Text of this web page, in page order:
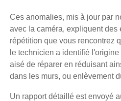
Ces anomalies, mis à jour par
avec la caméra, expliquent des
répétition que vous rencontrez
le technicien a identifié
aisé de réparer en réduisant
dans les murs, ou enlèvement
Un rapport détaillé est envoyé